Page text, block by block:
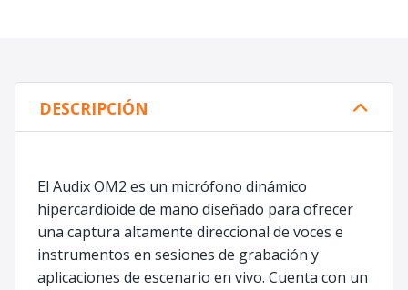
DESCRIPCIÓN
El Audix OM2 es un micrófono dinámico
hipercardioide de mano diseñado para ofrecer
una captura altamente direccional de voces e
instrumentos en sesiones de grabación y
aplicaciones de escenario en vivo. Cuenta con un